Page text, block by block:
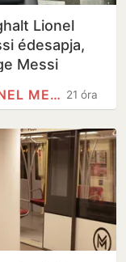
Lionel
édesapja,
Messi
21 óra
LIONEL MESSI